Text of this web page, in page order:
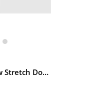
The North Face Belleview Stretch Down Parka Kadın Mont